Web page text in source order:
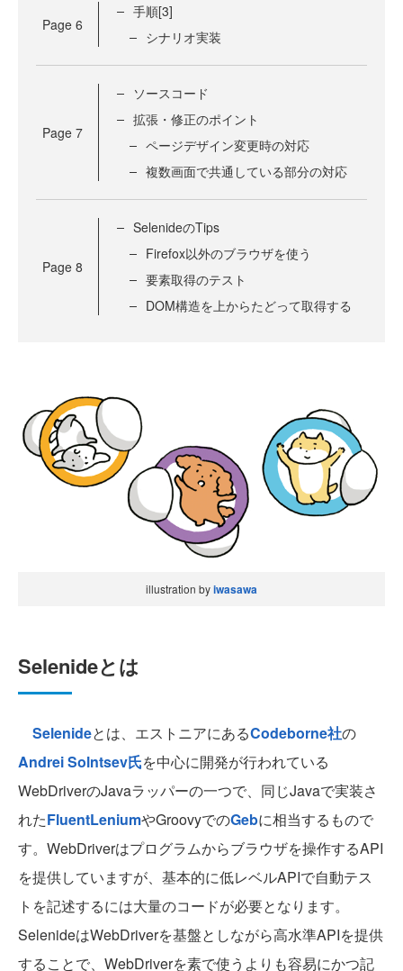
Page 6
手順[3]
シナリオ実装
Page 7
ソースコード
拡張・修正のポイント
ページデザイン変更時の対応
複数画面で共通している部分の対応
Page 8
SelenideのTips
Firefox以外のブラウザを使う
要素取得のテスト
DOM構造を上からたどって取得する
illustration byiwasawa
Selenideとは
Selenideとは、エストニアにあるCodeborne社の
Andrei Solntsev氏を中心に開発が行われている
WebDriverのJavaラッパーの一つで、同じJavaで実装さ
れたFluentLeniumやGroovyでのGebに相当するもので
す。WebDriverはプログラムからブラウザを操作するAPI
を提供していますが、基本的に低レベルAPIで自動テス
トを記述するには大量のコードが必要となります。
SelenideはWebDriverを基盤としながら高水準APIを提供
することで、WebDriverを素で使うよりも容易にかつ記